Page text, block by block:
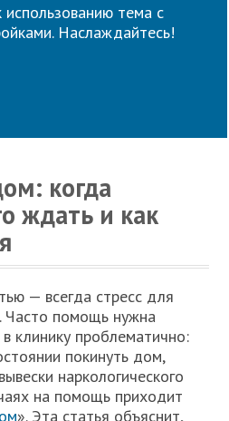
использованию тема с
Наслаждайтесь!
когда
ждать и как
— всегда стресс для
Часто помощь нужна
клинику проблематично:
покинуть дом,
наркологического
на помощь приходит
». Эта статья объяснит,